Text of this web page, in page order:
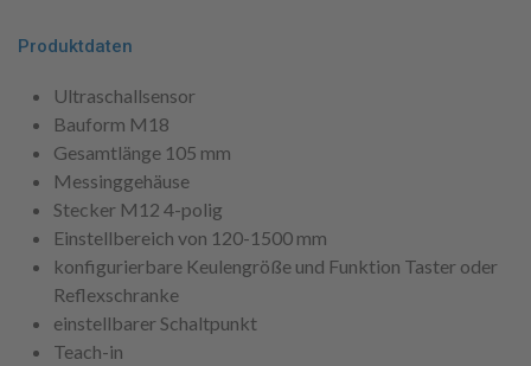
Produktdaten
Ultraschallsensor
Bauform M18
Gesamtlänge 105 mm
Messinggehäuse
Stecker M12 4-polig
Einstellbereich von 120-1500 mm
konfigurierbare Keulengröße und Funktion Taster oder
Reflexschranke
einstellbarer Schaltpunkt
Teach-in